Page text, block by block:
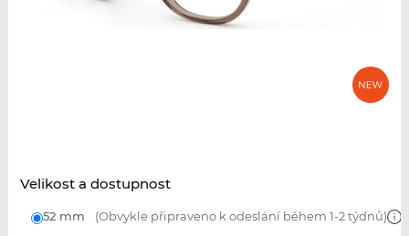
Velikost a dostupnost
52 mm (Obvykle připraveno k odeslání během 1-2 týdnů)